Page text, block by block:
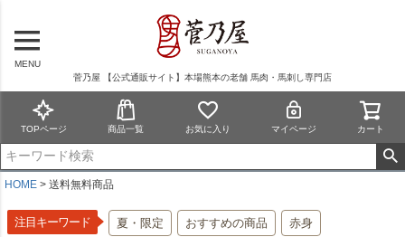
MENU
菅乃屋 【公式通販サイト】本場熊本の老舗 馬肉・馬刺し専門店
TOPページ 商品一覧 お気に入り マイページ カート
HOME 送料無料商品
注目キーワード 夏・限定 おすすめの商品 赤身